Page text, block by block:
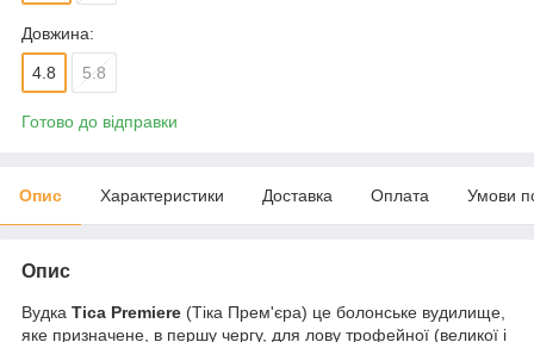
Довжина:
4.8 5.8
Готово до відправки
Опис Характеристики Доставка Оплата Умови
Опис
Вудка Tica Premiere (Тіка Прем'єра) це болонське вудилище,
яке призначене, в першу чергу, для лову трофейної (великої і